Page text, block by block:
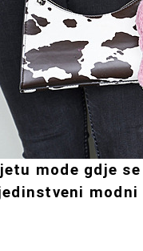
mode gdje